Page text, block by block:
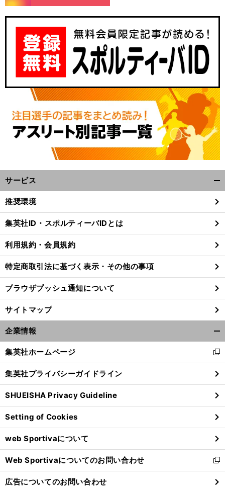
前
サービス
閉
る
推奨環境
集英社ID・スポルティーバIDとは
利用規約・会員規約
特定商取引法に基づく表示・その他の事項
ブラウザプッシュ通知について
サイトマップ
企業情報
閉
る
集英社ホームページ
新
し
い
ウ
ィ
ン
ド
ウ
で
開
く
集英社プライバシーガイドライン
SHUEISHA Privacy Guideline
Setting of Cookies
web Sportivaについて
Web Sportivaについてのお問い合わせ
新
し
い
広告についてのお問い合わせ